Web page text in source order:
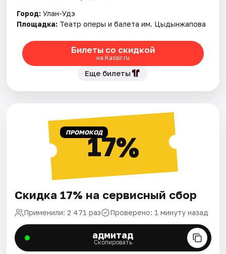
Город: Улан-Удэ
Площадка: Театр оперы и балета им. Цыдынжапова
Билеты со скидкой
на Kassir.ru
Еще билеты
ПРОМОКОД17%
Скидка 17% на сервисный сбор
Применили: 2 471 раз Проверено: 1 минуту назад
адмитад
Скопировать